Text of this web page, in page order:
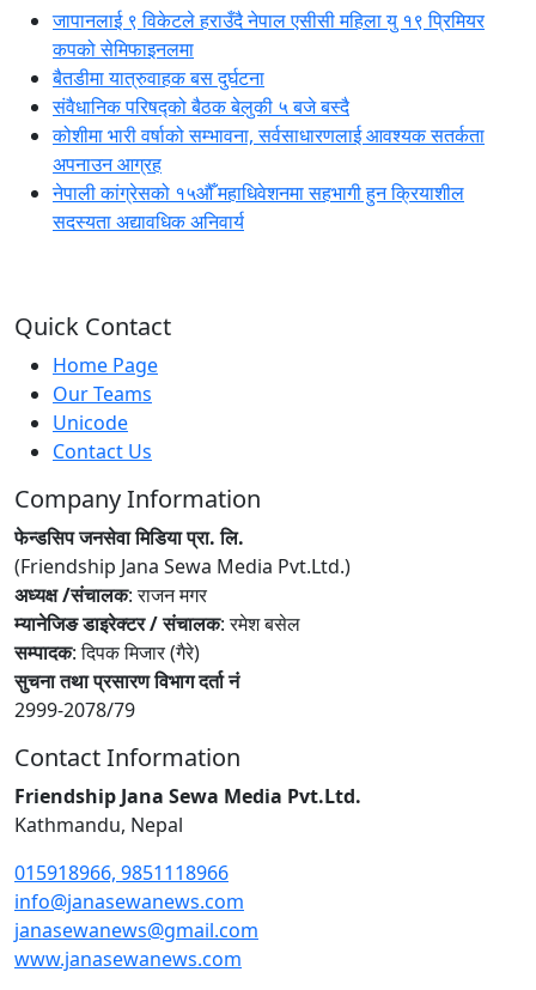
जापानलाई ९ विकेटले हराउँदै नेपाल एसीसी महिला यु १९ प्रिमियर
कपको सेमिफाइनलमा
बैतडीमा यात्रुवाहक बस दुर्घटना
संवैधानिक परिषद्को बैठक बेलुकी ५ बजे बस्दै
कोशीमा भारी वर्षाको सम्भावना, सर्वसाधारणलाई आवश्यक सतर्कता
अपनाउन आग्रह
नेपाली कांग्रेसको १५औँ महाधिवेशनमा सहभागी हुन क्रियाशील
सदस्यता अद्यावधिक अनिवार्य
Quick Contact
Home Page
Our Teams
Unicode
Contact Us
Company Information
फेन्डसिप जनसेवा मिडिया प्रा. लि.
(Friendship Jana Sewa Media Pvt.Ltd.)
अध्यक्ष /संचालक: राजन मगर
म्यानेजिङ डाइरेक्टर / संचालक: रमेश बसेल
सम्पादक: दिपक मिजार (गैरे)
सुचना तथा प्रसारण विभाग दर्ता नं
2999-2078/79
Contact Information
Friendship Jana Sewa Media Pvt.Ltd.
Kathmandu, Nepal
015918966, 9851118966
info@janasewanews.com
janasewanews@gmail.com
www.janasewanews.com